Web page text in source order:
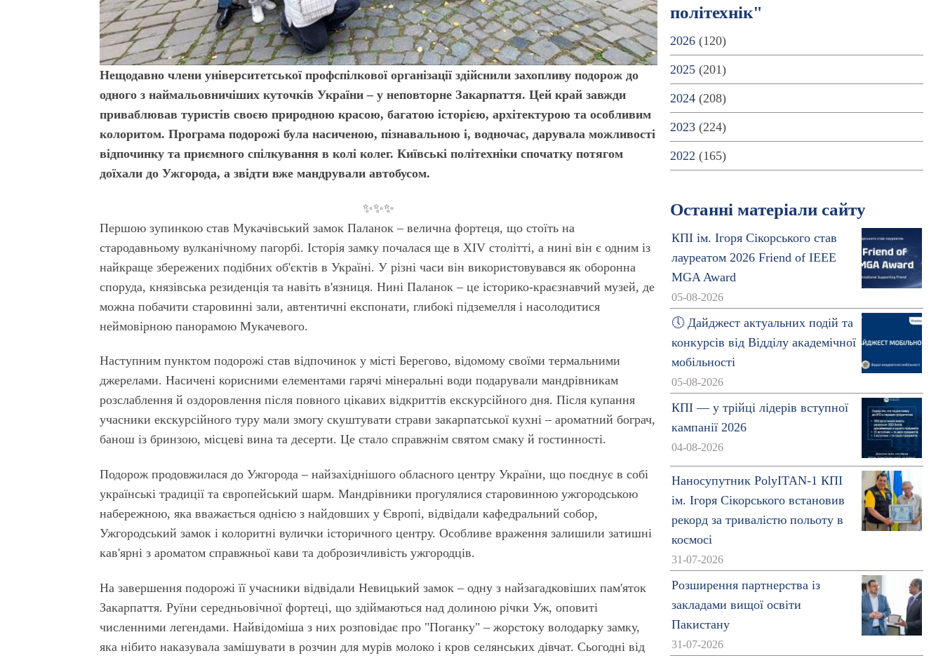
Нещодавно члени університетської профспілкової організації здійснили захопливу подорож до
одного з наймальовничіших куточків України – у неповторне Закарпаття. Цей край завжди
приваблював туристів своєю природною красою, багатою історією, архітектурою та особливим
колоритом. Програма подорожі була насиченою, пізнавальною і, водночас, дарувала можливості
відпочинку та приємного спілкування в колі колег. Київські політехніки спочатку потягом
доїхали до Ужгорода, а звідти вже мандрували автобусом.
✨✨✨
Першою зупинкою став Мукачівський замок Паланок – велична фортеця, що стоїть на
стародавньому вулканічному пагорбі. Історія замку почалася ще в XIV столітті, а нині він є одним із
найкраще збережених подібних об'єктів в Україні. У різні часи він використовувався як оборонна
споруда, князівська резиденція та навіть в'язниця. Нині Паланок – це історико-краєзнавчий музей, де
можна побачити старовинні зали, автентичні експонати, глибокі підземелля і насолодитися
неймовірною панорамою Мукачевого.
Наступним пунктом подорожі став відпочинок у місті Берегово, відомому своїми термальними
джерелами. Насичені корисними елементами гарячі мінеральні води подарували мандрівникам
розслаблення й оздоровлення після повного цікавих відкриттів екскурсійного дня. Після купання
учасники екскурсійного туру мали змогу скуштувати страви закарпатської кухні – ароматний бограч,
банош із бринзою, місцеві вина та десерти. Це стало справжнім святом смаку й гостинності.
Подорож продовжилася до Ужгорода – найзахіднішого обласного центру України, що поєднує в собі
українські традиції та європейський шарм. Мандрівники прогулялися старовинною ужгородською
набережною, яка вважається однією з найдовших у Європі, відвідали кафедральний собор,
Ужгородський замок і колоритні вулички історичного центру. Особливе враження залишили затишні
кав'ярні з ароматом справжньої кави та доброзичливість ужгородців.
На завершення подорожі її учасники відвідали Невицький замок – одну з найзагадковіших пам'яток
Закарпаття. Руїни середньовічної фортеці, що здіймаються над долиною річки Уж, оповиті
численними легендами. Найвідоміша з них розповідає про "Поганку" – жорстоку володарку замку,
яка нібито наказувала замішувати в розчин для мурів молоко і кров селянських дівчат. Сьогодні від
політехнік"
2026(120)
2025(201)
2024(208)
2023(224)
2022 (165)
Останні матеріали сайту
КПІ ім. Ігоря Сікорського став
лауреатом 2026 Friend of IEEE
MGA Award
05-08-2026
🕔 Дайджест актуальних подій та
конкурсів від Відділу академічної
мобільності
05-08-2026
КПІ — у трійці лідерів вступної
кампанії 2026
04-08-2026
Наносупутник PolyITAN-1 КПІ
ім. Ігоря Сікорського встановив
рекорд за тривалістю польоту в
космосі
31-07-2026
Розширення партнерства із
закладами вищої освіти
Пакистану
31-07-2026